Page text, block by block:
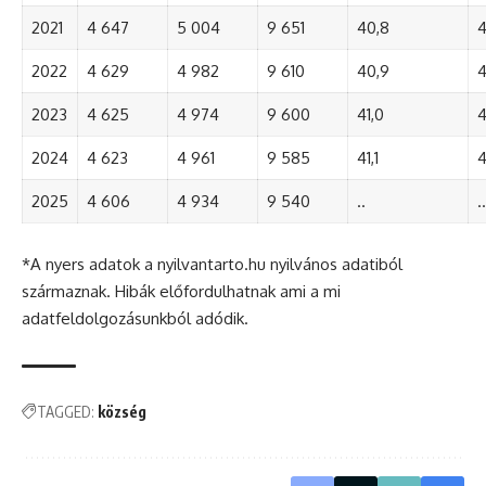
2021 4 647 5 004 9 651 40,8
2022 4 629 4 982 9 610 40,9
2023 4 625 4 974 9 600 41,0
2024 4 623 4 961 9 585 41,1
2025 4 606 4 934 9 540 .. ..
*A nyers adatok a nyilvantarto.hu nyilvános adatiból
származnak. Hibák előfordulhatnak ami a mi
adatfeldolgozásunkból adódik.
TAGGED: község